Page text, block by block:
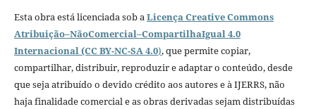
Esta obra está licenciada sob aLicença Creative Commons
Atribuição–NãoComercial–CompartilhaIgual 4.0
Internacional (CC BY-NC-SA 4.0), que permite copiar,
compartilhar, distribuir, reproduzir e adaptar o conteúdo, desde
que seja atribuído o devido crédito aos autores e à IJERRS, não
haja finalidade comercial e as obras derivadas sejam distribuídas